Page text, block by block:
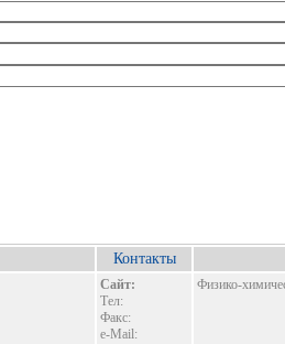
Контакты
Сайт:
Тел:
Факс:
e-Mail:
Физико-